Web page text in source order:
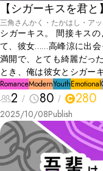
【シガーキスを君と】
三角さんかく・たかはし・ア
シガーキス。 間接キスの
て、彼女……高峰涼に出会った
満開で、とても綺麗だったのを覚えてい
とき、俺は彼女とシガー
をしていたのだと思う。
RomanceModernYouthEmotional
2 80 280
2025/10/08Publish